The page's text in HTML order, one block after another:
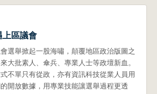
上區議會
選舉掀起一股海嘯，顛覆地區政治版圖之
大批素人、傘兵、專業人士等政壇新血。
不單只有從政，亦有資訊科技從業人員用
開放數據，用專業技能讓選舉過程更透